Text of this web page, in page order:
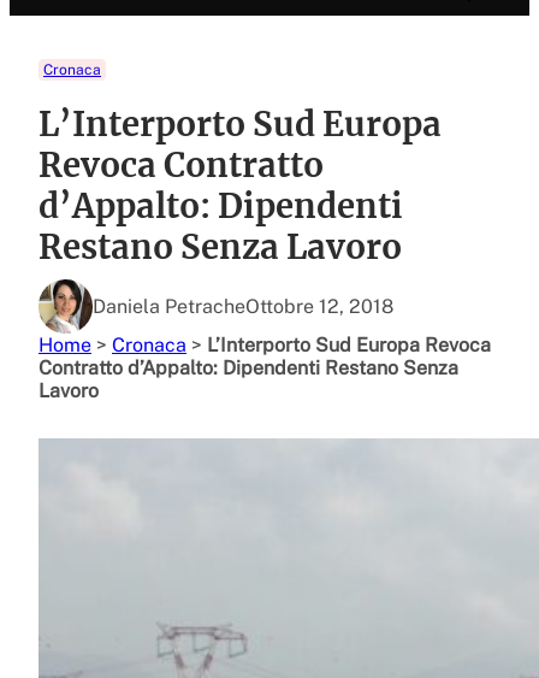
Cronaca
L’Interporto Sud Europa
Revoca Contratto
d’Appalto: Dipendenti
Restano Senza Lavoro
Daniela PetracheOttobre 12, 2018
Home > Cronaca > L’Interporto Sud Europa Revoca
Contratto d’Appalto: Dipendenti Restano Senza
Lavoro